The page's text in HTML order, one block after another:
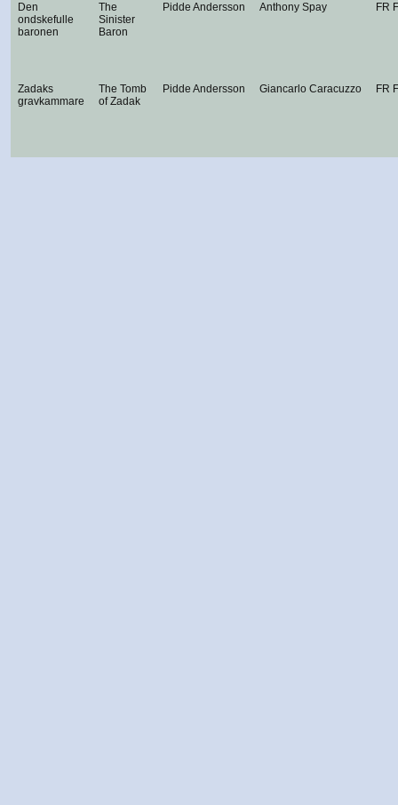
Den
ondskefulle
baronen
The
Sinister
Baron
Pidde Andersson Anthony Spay FR
Zadaks
gravkammare
The Tomb
of Zadak
Pidde Andersson Giancarlo Caracuzzo FR